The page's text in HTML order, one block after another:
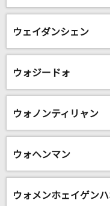
レモンパイ
マカロニえんぴつ
Same Blue
倉木麻衣
アイノカタチ
ウェイダンシェン
ウォジードォ
ウォノンティリャン
ウォヘンマン
ウォメンホェイゲン